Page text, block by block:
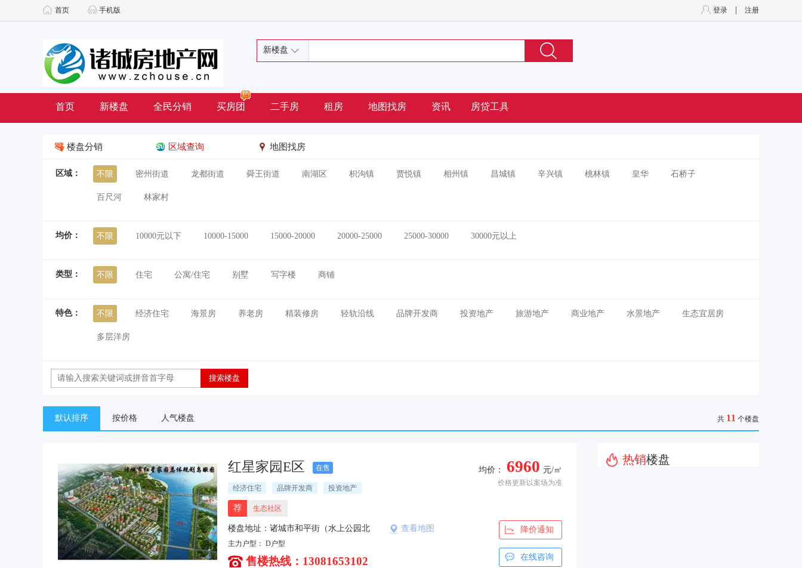
首页 手机版 注册
登录
新楼盘
首页 新楼盘 全民分销 买房团 二手房 租房 地图找房 资讯 房贷工具
楼盘分销 区域查询 地图找房
区域： 不限 密州街道 龙都街道 舜王街道 南湖区 枳沟镇 贾悦镇 相州镇 昌城镇 辛兴镇 桃林镇 皇华 石桥子
百尺河 林家村
均价： 不限 10000元以下 10000-15000 15000-20000 20000-25000 25000-30000 30000元以上
类型： 不限 住宅 公寓/住宅 别墅 写字楼 商铺
特色： 不限 经济住宅 海景房 养老房 精装修房 轻轨沿线 品牌开发商 投资地产 旅游地产 商业地产 水景地产 生态宜居房
多层洋房
默认排序 按价格 人气楼盘 共 11 个楼盘
红星家园E区 在售
经济住宅 品牌开发商 投资地产
荐 生态社区
楼盘地址：诸城市和平街（水上公园北
侧）红星家园社区
查看地图
主力户型： D户型
售楼热线：13081653102
元/㎡
6960
均价：
价格更新以案场为准
降价通知
在线咨询
热销楼盘